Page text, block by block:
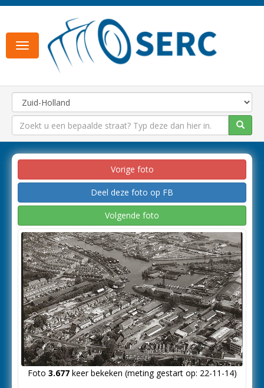
Toggle
navigation
Vorige foto
Deel deze foto op FB
Volgende foto
Foto 3.677keer bekeken (meting gestart op: 22-11-14)